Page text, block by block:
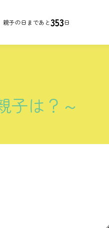
親子の日まであと353日
子は？～